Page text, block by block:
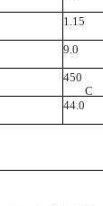
1.15
9.0
450
44.0
C